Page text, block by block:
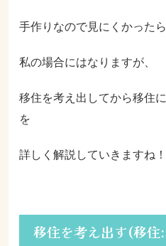
手作りなので見にくかった
私の場合にはなりますが、
移住を考え出してから移住
を
詳しく解説していきますね！
移住を考え出す(移